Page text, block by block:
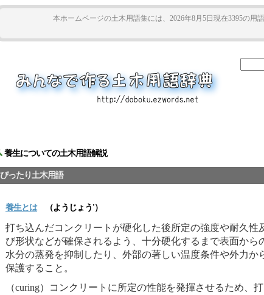
本ホームページの土木用語集には、2026年8月5日現在3395の用
養生についての土木用語解説
ぴったり土木用語
養生とは（ようじょう'）
打ち込んだコンクリートが硬化した後所定の強度や耐久性
び形状などが確保されるよう、十分硬化するまで表面から
水分の蒸発を抑制したり、外部の著しい温度条件や外力か
保護すること。
（curing）コンクリートに所定の性能を発揮させるため、